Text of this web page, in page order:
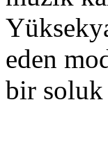
eden
bir soluk